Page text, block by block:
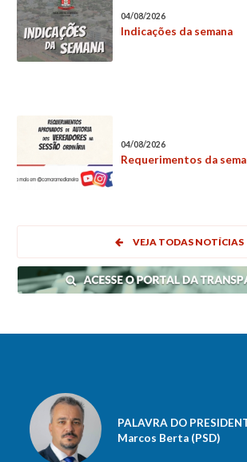
04/08/2026
Indicações da semana
04/08/2026
Requerimentos da
VEJA TODAS NOTÍCIAS
PALAVRA DO
Marcos Berta (PSD)